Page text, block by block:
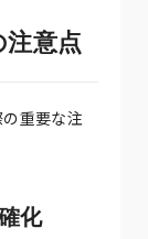
意点
重要な注
化